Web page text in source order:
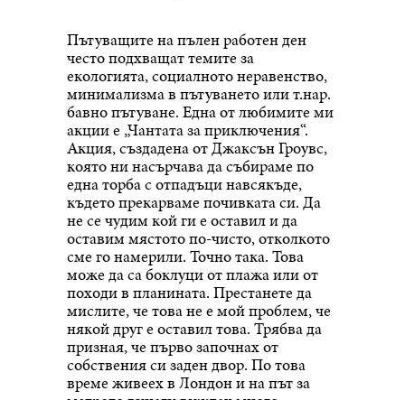
Пътуващите на пълен работен ден
често подхващат темите за
екологията, социалното неравенство,
минимализма в пътуването или т.нар.
бавно пътуване. Една от любимите ми
акции е „Чантата за приключения“.
Акция, създадена от Джаксън Гроувс,
която ни насърчава да събираме по
една торба с отпадъци навсякъде,
където прекарваме почивката си. Да
не се чудим кой ги е оставил и да
оставим мястото по-чисто, отколкото
сме го намерили. Точно така. Това
може да са боклуци от плажа или от
походи в планината. Престанете да
мислите, че това не е мой проблем, че
някой друг е оставил това. Трябва да
призная, че първо започнах от
собствения си заден двор. По това
време живеех в Лондон и на път за